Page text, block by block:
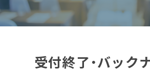
受付終了・バック